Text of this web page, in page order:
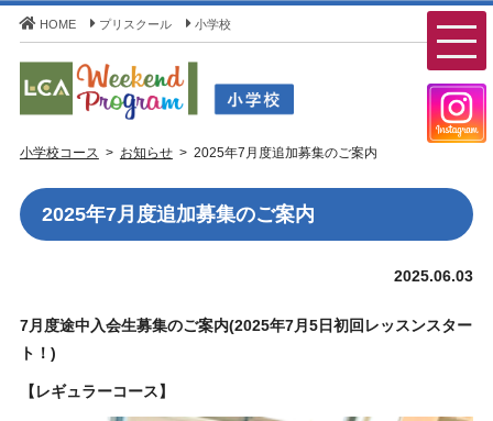
HOME プリスクール 小学校
ム) - LCA国際学園 小学校コース
小学校コース お知らせ 2025年7月度追加募集のご案内
2025年7月度追加募集のご案内
2025.06.03
7月度途中入会生募集のご案内(2025年7月5日初回レッスンスター
ト！)
【レギュラーコース】